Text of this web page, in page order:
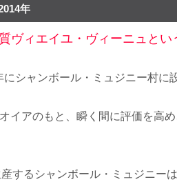
年
ヴィエイユ・ヴィーニュとい
シャンボール・ミュジニー村に
イアのもと、瞬く間に評価を高
するシャンボール・ミュジニー